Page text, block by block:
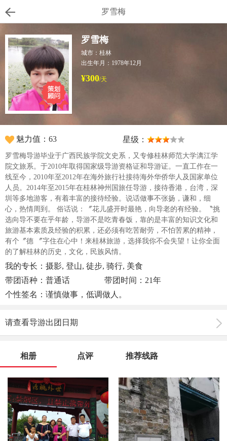
罗雪梅
罗雪梅
城市：桂林
出生年月：1978年12月
¥300/天
魅力值：63 星级：
罗雪梅导游毕业于广西民族学院文史系，又专修桂林师范大学漓江学
院文旅系。于2010年取得国家级导游资格证和导游证。一直工作在一
线至今，2010年至2012年在海外旅行社接待海外华侨华人及国家单位
人员。2014年至2015年在桂林神州国旅任导游，接待香港，台湾，深
圳等多地游客，有着丰富的接待经验。说话做事不张扬，谦和，细
心，热情周到。 俗话说：〞花儿盛开时最艳，向导老的有经验。〝挑
选向导不要在乎年龄，导游不是吃青春饭，靠的是丰富的知识文化和
旅游基本素质及经验的积累，还必须有吃苦耐劳，不怕苦累的精神，
有个〞德 〞字住在心中！来桂林旅游，选择我你不会失望！让你全面
的了解桂林的历史，文化，民族风情。
我的专长：摄影, 登山, 徒步, 骑行, 美食
带团语种：普通话
带团时间：21年
个性签名：谨慎做事，低调做人。
请查看导游出团日期
相册 点评 推荐线路